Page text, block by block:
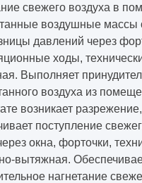
свежего воздуха в
воздушные массы
давлений через
ходы,
Выполняет
воздуха из
возникает
поступление
окна, форточки,
вытяжная.
нагнетание